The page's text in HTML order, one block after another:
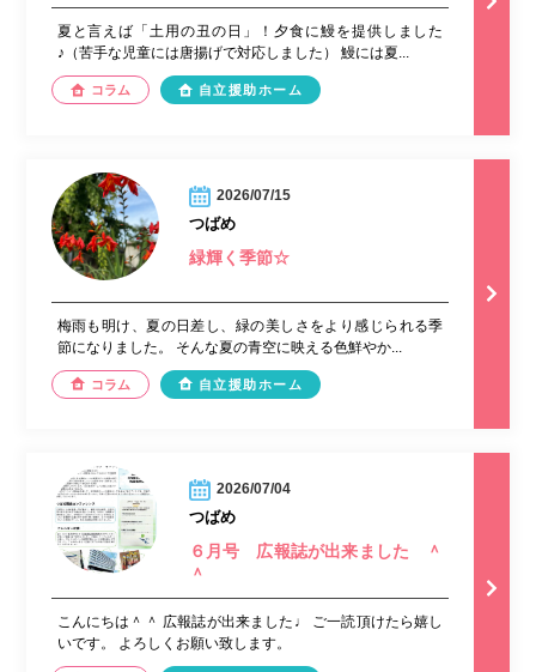
夏と言えば「土用の丑の日」！夕食に鰻を提供しました
♪（苦手な児童には唐揚げで対応しました） 鰻には夏...
コラム 自立援助ホーム
2026/07/15
つばめ
緑輝く季節☆
梅雨も明け、夏の日差し、緑の美しさをより感じられる季
節になりました。 そんな夏の青空に映える色鮮やか...
コラム 自立援助ホーム
2026/07/04
つばめ
６月号 広報誌が出来ました ＾
＾
こんにちは＾＾ 広報誌が出来ました♩ ご一読頂けたら嬉し
いです。 よろしくお願い致します。